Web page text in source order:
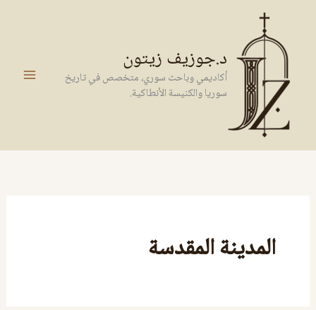
المحتوى
د.جوزيف زيتون
أكاديمي وباحث سوري، متخصص في تاريخ
سوريا والكنيسة الأنطاكية.
المدينة المقدسة